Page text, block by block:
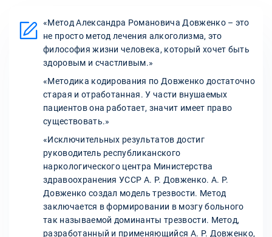
«Метод Александра Романовича Довженко – это
не просто метод лечения алкоголизма, это
философия жизни человека, который хочет быть
здоровым и счастливым.»
«Методика кодирования по Довженко достаточно
старая и отработанная. У части внушаемых
пациентов она работает, значит имеет право
существовать.»
«Исключительных результатов достиг
руководитель республиканского
наркологического центра Министерства
здравоохранения УССР А. Р. Довженко. А. Р.
Довженко создал модель трезвости. Метод
заключается в формировании в мозгу больного
так называемой доминанты трезвости. Метод,
разработанный и применяющийся А. Р. Довженко,